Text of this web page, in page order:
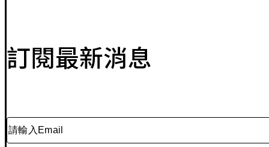
訂閱最新消息
請輸入Email